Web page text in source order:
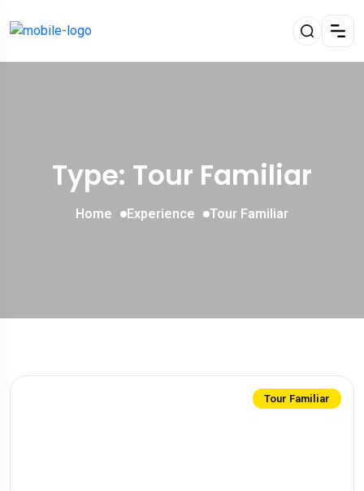
Type: Tour Familiar
Home Experience Tour Familiar
Tour Familiar